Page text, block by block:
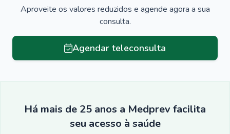
Aproveite os valores reduzidos e agende agora a sua
consulta.
Agendar teleconsulta
Há mais de 25 anos a Medprev facilita
seu acesso à saúde